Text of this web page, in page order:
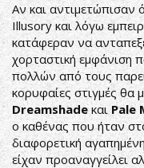
Αν και αντιμετώπισαν
Illusory και λόγω
κατάφεραν να
χορταστική εμφάνιση
πολλών από τους
κορυφαίες στιγμές
Dreamshadeκαι Pale
ο καθένας που ήταν
διαφορετική
είχαν προαναγγείλει